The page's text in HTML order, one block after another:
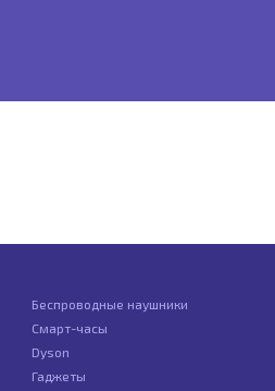
Беспроводные наушники
Смарт-часы
Dyson
Гаджеты